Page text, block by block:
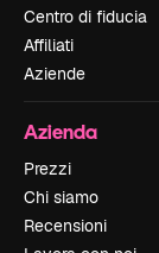
Centro di fiducia
Affiliati
Aziende
Azienda
Prezzi
Chi siamo
Recensioni